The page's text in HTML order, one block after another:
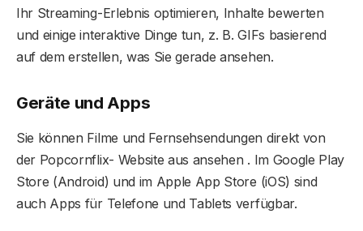
Ihr Streaming-Erlebnis optimieren, Inhalte bewerten
und einige interaktive Dinge tun, z. B. GIFs basierend
auf dem erstellen, was Sie gerade ansehen.
Geräte und Apps
Sie können Filme und Fernsehsendungen direkt von
der Popcornflix- Website aus ansehen . Im Google Play
Store (Android) und im Apple App Store (iOS) sind
auch Apps für Telefone und Tablets verfügbar.